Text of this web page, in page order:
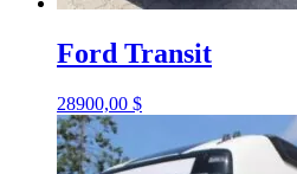
Ford Transit
28900,00 $